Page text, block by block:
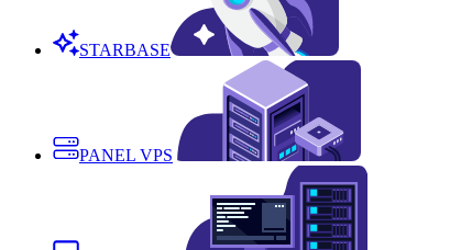
STARBASE
PANEL VPS